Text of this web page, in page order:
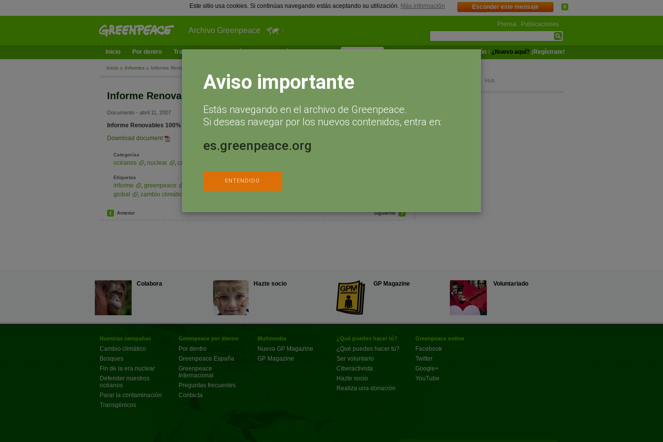
Este sitio usa cookies. Si continúas navegando estás aceptando su utilización. Más información Esconder este mensaje
Archivo Greenpeace
Prensa Publicaciones
Inicio Por dentro Trabajamos en ¿Qué puedes hacer tú? Actualidad Hazte socio Iniciar sesión ¿Nuevo aquí? ¡Regístrate!
Inicio Informes Informe Renovables 100% (Capítulo 4.- Primera parte)
Informe Renovables 100% (Capítulo 4.- Primera parte)
Documento - abril 11, 2007
Informe Renovables 100% (Capítulo 4.- Primera parte)
Download document
Categorías
océanos , nuclear , cambio climático
Etiquetas
informe , greenpeace
global
, cambio climático
Siguiente
Anterior
Hub
Colabora Hazte socio GP Magazine Voluntariado
Nuestras campañas
Cambio climático
Bosques
Fin de la era nuclear
Defender nuestros
océanos
Parar la contaminación
Transgénicos
Greenpeace por dentro
Por dentro
Greenpeace España
Greenpeace
Internacional
Preguntas frecuentes
Contacta
Multimedia
Nueva GP Magazine
GP Magazine
¿Qué puedes hacer tú?
¿Qué puedes hacer tú?
Ser voluntario
Ciberactivista
Hazte socio
Realiza una donación
Greenpeace online
Facebook
Twitter
Google+
YouTube
Aviso importante
Estás navegando en el archivo de Greenpeace.
Si deseas navegar por los nuevos contenidos, entra en:
es.greenpeace.org
ENTENDIDO